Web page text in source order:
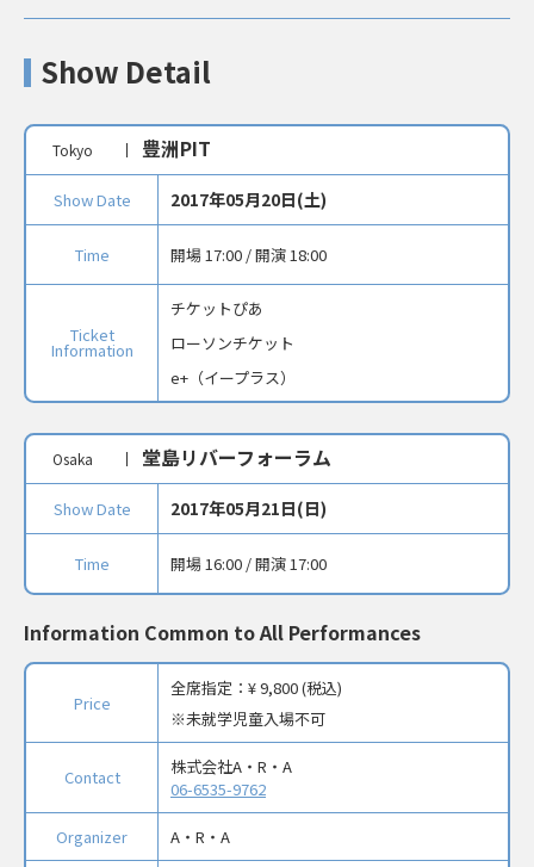
Show Detail
Tokyo 豊洲PIT
Show Date 2017年05月20日(土)
Time 開場 17:00 / 開演 18:00
Ticket
Information
チケットぴあ
ローソンチケット
e+（イープラス）
Osaka 堂島リバーフォーラム
Show Date 2017年05月21日(日)
Time 開場 16:00 / 開演 17:00
Information Common to All Performances
Price
全席指定： ¥ 9,800 (税込)
未就学児童入場不可
Contact
株式会社A・R・A
06-6535-9762
Organizer A・R・A